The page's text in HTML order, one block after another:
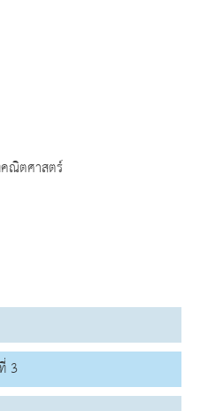
ณิตศาสตร์
3